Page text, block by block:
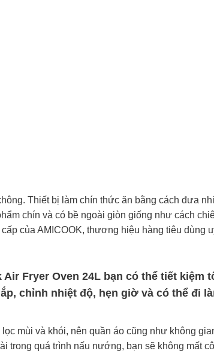
Thiết bị làm chín thức ăn bằng cách đưa
chín và có bề ngoài giòn giống như cách
của AMICOOK, thương hiệu hàng tiêu dùng
Fryer Oven 24L bạn có thể tiết kiệm
chỉnh nhiệt độ, hẹn giờ và có thể đi
mùi và khói, nên quần áo cũng như không
quá trình nấu nướng, bạn sẽ không mất